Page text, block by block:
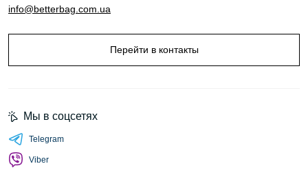
info@betterbag.com.ua
Перейти в контакты
Мы в соцсетях
Telegram
Viber